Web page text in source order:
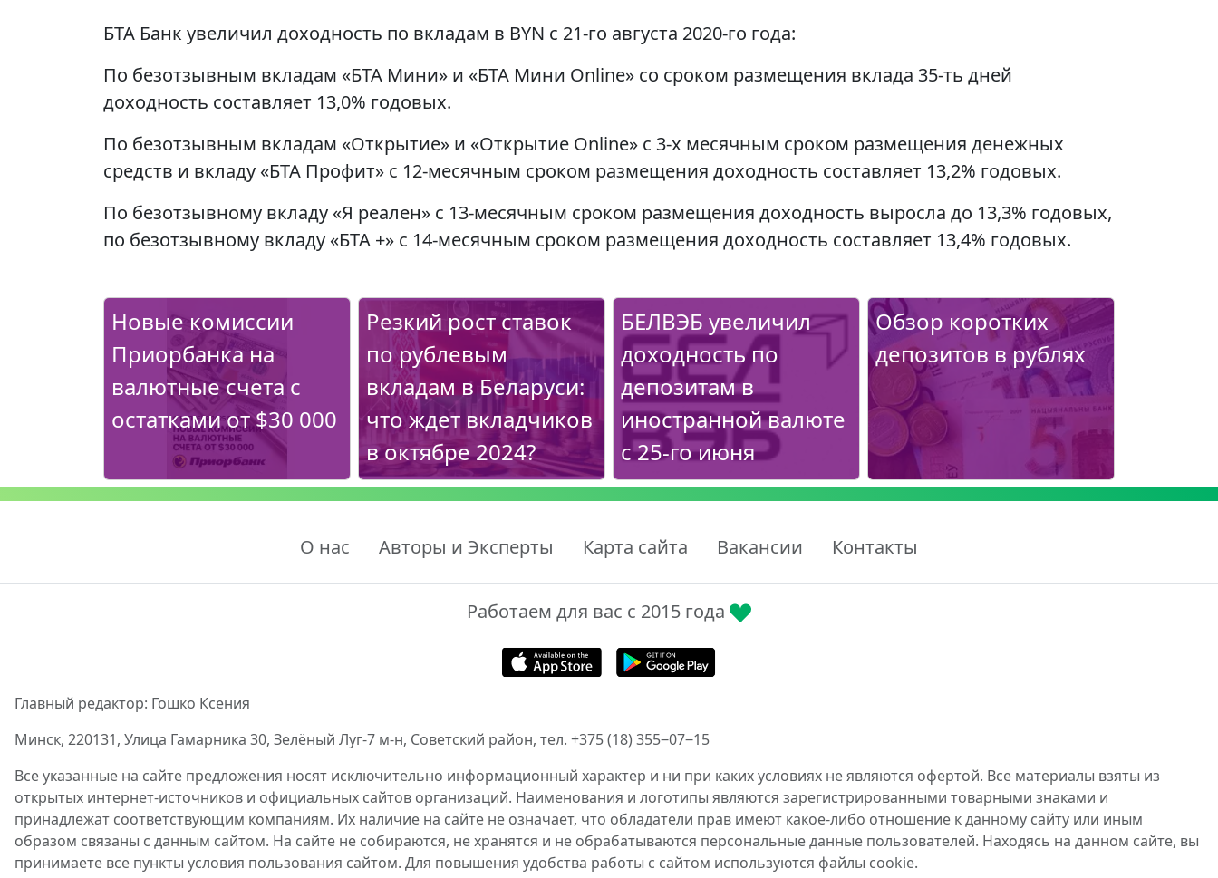
БТА Банк увеличил доходность по вкладам в BYN c 21-го августа 2020-го года:
По безотзывным вкладам «БТА Мини» и «БТА Мини Online» со сроком размещения вклада 35-ть дней
доходность составляет 13,0% годовых.
По безотзывным вкладам «Открытие» и «Открытие Online» с 3-х месячным сроком размещения денежных
средств и вкладу «БТА Профит» с 12-месячным сроком размещения доходность составляет 13,2% годовых.
По безотзывному вкладу «Я реален» с 13-месячным сроком размещения доходность выросла до 13,3% годовых,
по безотзывному вкладу «БТА +» с 14-месячным сроком размещения доходность составляет 13,4% годовых.
Новые комиссии
Приорбанка на
валютные счета с
остатками от $30 000
Резкий рост ставок
по рублевым
вкладам в Беларуси:
что ждет вкладчиков
в октябре 2024?
БЕЛВЭБ увеличил
доходность по
депозитам в
иностранной валюте
с 25-го июня
Обзор коротких
депозитов в рублях
О нас Авторы и Эксперты Карта сайта Вакансии Контакты
Работаем для вас с 2015 года
Главный редактор: Гошко Ксения
Минск, 220131, Улица Гамарника 30, Зелёный Луг-7 м-н, Советский район, тел. +375 (18) 355‒07‒15
Все указанные на сайте предложения носят исключительно информационный характер и ни при каких условиях не являются офертой. Все материалы взяты из
открытых интернет-источников и официальных сайтов организаций. Наименования и логотипы являются зарегистрированными товарными знаками и
принадлежат соответствующим компаниям. Их наличие на сайте не означает, что обладатели прав имеют какое-либо отношение к данному сайту или иным
образом связаны с данным сайтом. На сайте не собираются, не хранятся и не обрабатываются персональные данные пользователей. Находясь на данном сайте, вы
принимаете все пункты условия пользования сайтом. Для повышения удобства работы с сайтом используются файлы cookie.